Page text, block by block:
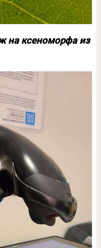
на ксеноморфа из